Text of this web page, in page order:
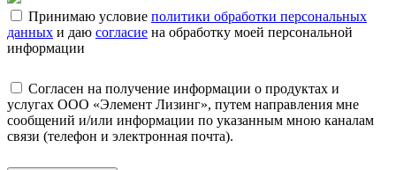
Принимаю условие политики обработки персональных
данных и даю согласие на обработку моей персональной
информации
Согласен на получение информации о продуктах и
услугах ООО «Элемент Лизинг», путем направления мне
сообщений и/или информации по указанным мною каналам
связи (телефон и электронная почта).